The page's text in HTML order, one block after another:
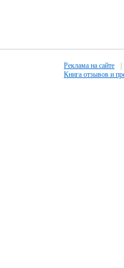
Реклама на сайте
Книга отзывов и